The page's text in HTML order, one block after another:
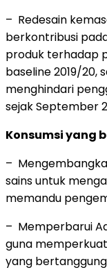
– Redesain
berkontribusi
produk terhadap
baseline 2019/20,
menghindari
sejak September
Konsumsi yang
–
sains untuk
memandu
– Memperbarui
guna
yang